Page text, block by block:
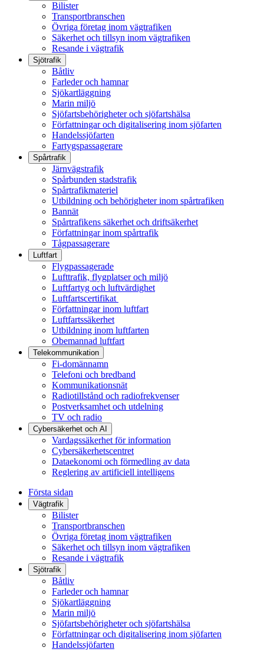
Bilister
Transportbranschen
Övriga företag inom vägtrafiken
Säkerhet och tillsyn inom vägtrafiken
Resande i vägtrafik
Sjötrafik
Båtliv
Farleder och hamnar
Sjökartläggning
Marin miljö
Sjöfartsbehörigheter och sjöfartshälsa
Författningar och digitalisering inom sjöfarten
Handelssjöfarten
Fartygspassagerare
Spårtrafik
Järnvägstrafik
Spårbunden stadstrafik
Spårtrafikmateriel
Utbildning och behörigheter inom spårtrafiken
Bannät
Spårtrafikens säkerhet och driftsäkerhet
Författningar inom spårtrafik
Tågpassagerare
Luftfart
Flygpassagerade
Lufttrafik, flygplatser och miljö
Luftfartyg och luftvärdighet
Luftfartscertifikat
Författningar inom luftfart
Luftfartssäkerhet
Utbildning inom luftfarten
Obemannad luftfart
Telekommunikation
Fi-domännamn
Telefoni och bredband
Kommunikationsnät
Radiotillstånd och radiofrekvenser
Postverksamhet och utdelning
TV och radio
Cybersäkerhet och AI
Vardagssäkerhet för information
Cybersäkerhetscentret
Dataekonomi och förmedling av data
Reglering av artificiell intelligens
Första sidan
Vägtrafik
Bilister
Transportbranschen
Övriga företag inom vägtrafiken
Säkerhet och tillsyn inom vägtrafiken
Resande i vägtrafik
Sjötrafik
Båtliv
Farleder och hamnar
Sjökartläggning
Marin miljö
Sjöfartsbehörigheter och sjöfartshälsa
Författningar och digitalisering inom sjöfarten
Handelssjöfarten